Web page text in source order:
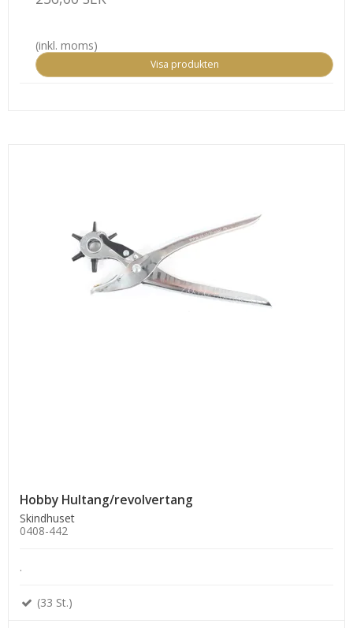
(inkl. moms)
Visa produkten
Hobby Hultang/revolvertang
Skindhuset
0408-442
.
(33 St.)